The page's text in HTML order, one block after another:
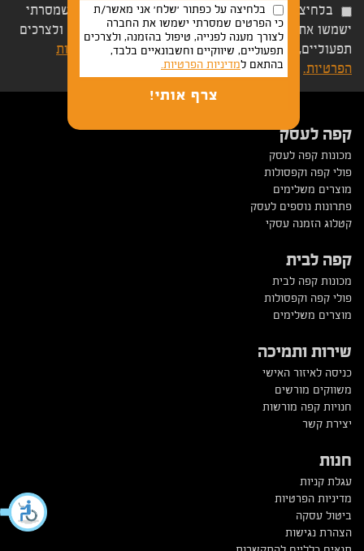
בלחיצה על כפתור 'שלח' אני מאשר/ת כי הפרטים שמסרתי
ישמשו את החברה לצורך מענה לפנייה, טיפול בהזמנה, ולצרכים
תפעוליים, שיווקיים וחשבונאיים בלבד, בהתאם ל
מדיניות
הפרטיות.
קפה לעסק
מכונות קפה לעסק
פולי קפה וקפסולות
מוצרים משלימים
פתרונות נוספים לעסק
קטלוג הזמנה עסקי
קפה לבית
מכונות קפה לבית
פולי קפה וקפסולות
מוצרים משלימים
שירות ותמיכה
כניסה לאיזור האישי
משווקים מורשים
חנויות קפה מורשות
יצירת קשר
חנות
עגלת קניות
מדיניות הפרטיות
ביטול עסקה
הצהרת נגישות
בלחיצה על כפתור 'שלח' אני מאשר/ת
כי הפרטים שמסרתי ישמשו את החברה
לצורך מענה לפנייה, טיפול בהזמנה, ולצרכים
תפעוליים, שיווקיים וחשבונאיים בלבד,
בהתאם למדיניות הפרטיות.